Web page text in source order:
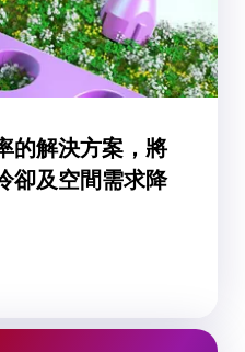
的解決方案，將
卻及空間需求降